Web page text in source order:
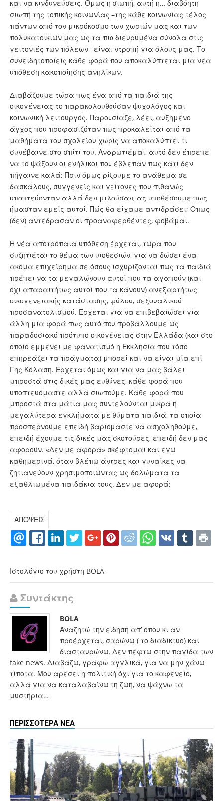
και να κινδυνεύσεις. Όμως η σιωπή, αυτή η… διαβόητη
σιωπή της τοπικής κοινωνίας –της κάθε κοινωνίας τέλος
πάντων από τον μικρόκοσμο των χωριών μας και των
πολυκατοικιών μας ως τα πιο διευρυμένα σύνολα στις
γειτονιές των πόλεων– είναι ντροπή για όλους μας. Το
συνειδητοποιείς κάθε φορά που αποκαλύπτεται μια νέα
υπόθεση κακοποίησης ανηλίκων.
Διαβάζουμε τώρα πως ένα από τα παιδιά της
οικογένειας το παρακολουθούσαν ψυχολόγος και
κοινωνική λειτουργός. Παρουσίαζε, λέει, αυξημένο
άγχος που προφασιζόταν πως προκαλείται από τα
μαθήματα του σχολείου χωρίς να αποκαλύπτει τι
συνέβαινε στο σπίτι του. Αναρωτιέμαι, αυτό δεν έπρεπε
να το ψάξουν οι ενήλικοι που έβλεπαν πως κάτι δεν
πήγαινε καλά; Πριν όμως ρίξουμε το ανάθεμα σε
δασκάλους, συγγενείς και γείτονες που πιθανώς
υποπτεύονταν αλλά δεν μιλούσαν, ας υποθέσουμε πως
ήμασταν εμείς αυτοί. Πώς θα είχαμε αντιδράσει; Οπως
(δεν) αντέδρασαν οι προαναφερθέντες, φοβάμαι.
Η νέα αποτρόπαια υπόθεση έρχεται, τώρα που
συζητιέται το θέμα των υιοθεσιών, για να δώσει ένα
ακόμα επιχείρημα σε όσους ισχυρίζονται πως τα παιδιά
πρέπει να τα μεγαλώνουν αυτοί που τα αγαπούν (και
όχι απαραιτήτως αυτοί που τα κάνουν) ανεξαρτήτως
οικογενειακής κατάστασης, φύλου, σεξουαλικού
προσανατολισμού. Ερχεται για να επιβεβαιώσει για
άλλη μια φορά πως αυτό που προβάλλουμε ως
παραδοσιακό πρότυπο οικογένειας στην Ελλάδα (και στο
οποίο εμμένει με φανατισμό η Εκκλησία που τόσο
επηρεάζει τα πράγματα) μπορεί και να είναι μία επί
Γης Κόλαση. Ερχεται όμως και για να μας βάλει
μπροστά στις δικές μας ευθύνες, κάθε φορά που
υποπτευόμαστε αλλά σιωπούμε. Κάθε φορά που
μπροστά στα μάτια μας συντελούνται μικρά ή
μεγαλύτερα εγκλήματα με θύματα παιδιά, τα οποία
προσπερνούμε επειδή βαριόμαστε να ασχοληθούμε,
επειδή έχουμε τις δικές μας σκοτούρες, επειδή δεν μας
αφορούν. «Δεν με αφορά» σκέφτομαι και εγώ
καθημερινά, όταν βλέπω άντρες και γυναίκες να
ζητιανεύουν χρησιμοποιώντας ως δολώματα τα
εξαθλιωμένα παιδάκια τους. Δεν με αφορά;
ΑΠΟΨΕΙΣ
Ιστολόγιο του χρήστη BOLA
Συντάκτης
BOLA
Αναζητώ την είδηση απ’ όπου κι αν
προέρχεται, σαρώνω ( το διαδίκτυο) και
διασταυρώνω. Δεν πέφτω στην παγίδα των
fake news. Διαβάζω, γράφω αγγλικά, για να μην χάνω
τίποτα. Μου αρέσει η πολιτική όχι για το καφενείο,
αλλά για να καταλαβαίνω τη ζωή, να ψάχνω τα
μυστήρια…
ΠΕΡΙΣΣΟΤΕΡΑ ΝΕΑ